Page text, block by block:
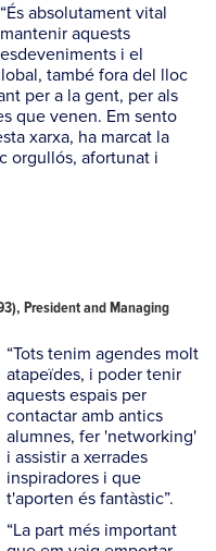
“És absolutament vital
mantenir aquests
esdeveniments i el
també fora del lloc
per a la gent, per als
que venen. Em sento
xarxa, ha marcat la
orgullós, afortunat i
President and Managing
“Tots tenim agendes molt
atapeïdes, i poder tenir
aquests espais per
contactar amb antics
alumnes, fer 'networking'
i assistir a xerrades
inspiradores i que
t'aporten és fantàstic”.
“La part més important